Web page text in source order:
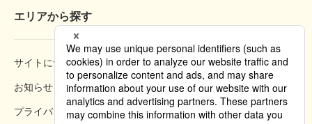
エリアから探す
サイトについて 閲覧方法
お知らせ 掲載規約
プライバシーポリシー クッキーポリシー